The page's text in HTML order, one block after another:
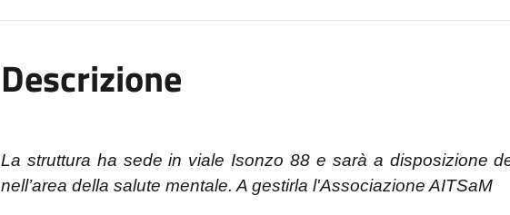
Descrizione
La struttura ha sede in viale Isonzo 88 e sarà a disposizione
nell’area della salute mentale. A gestirla l'Associazione AITSaM